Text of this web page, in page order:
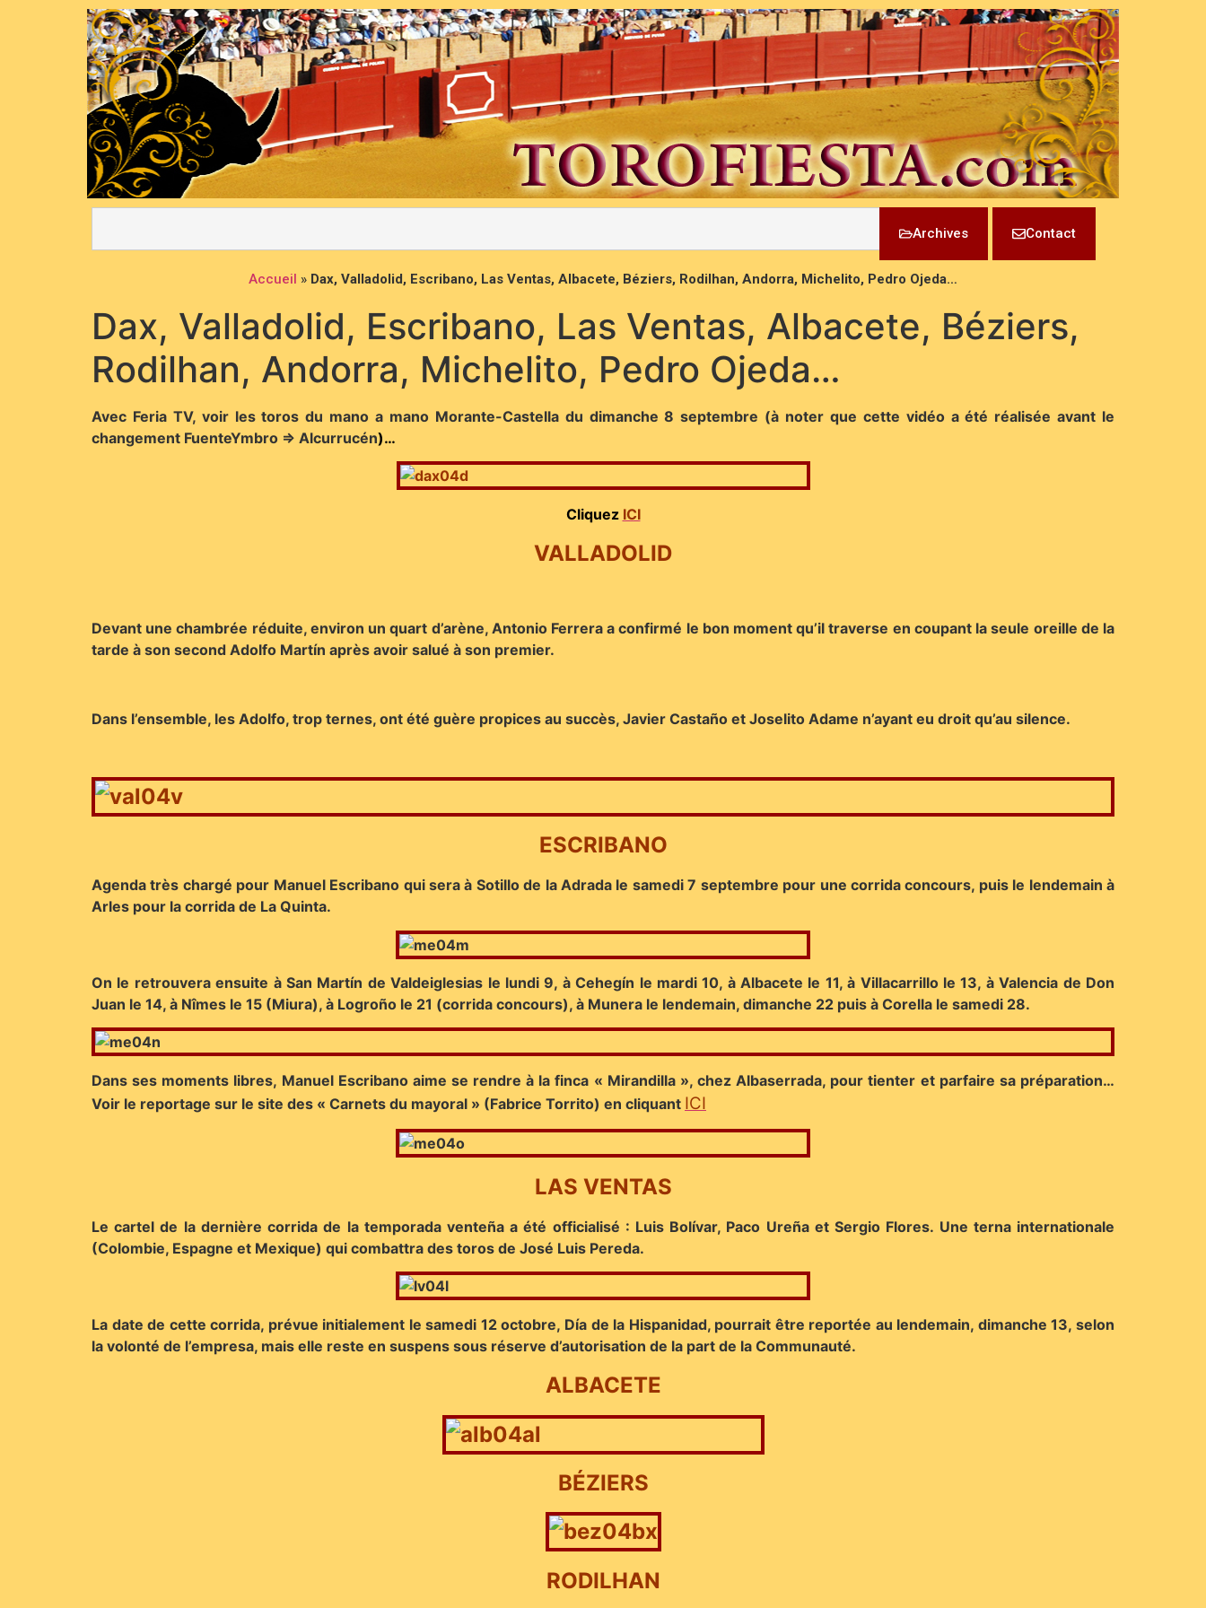
Archives Contact
Accueil » Dax, Valladolid, Escribano, Las Ventas, Albacete, Béziers, Rodilhan, Andorra, Michelito, Pedro Ojeda…
Dax, Valladolid, Escribano, Las Ventas, Albacete, Béziers,
Rodilhan, Andorra, Michelito, Pedro Ojeda…
Avec Feria TV, voir les toros du mano a mano Morante-Castella du dimanche 8 septembre (à noter que cette vidéo a été réalisée avant le
changement FuenteYmbro => Alcurrucén)…
Cliquez ICI
VALLADOLID
Devant une chambrée réduite, environ un quart d’arène, Antonio Ferrera a confirmé le bon moment qu’il traverse en coupant la seule oreille de la
tarde à son second Adolfo Martín après avoir salué à son premier.
Dans l’ensemble, les Adolfo, trop ternes, ont été guère propices au succès, Javier Castaño et Joselito Adame n’ayant eu droit qu’au silence.
ESCRIBANO
Agenda très chargé pour Manuel Escribano qui sera à Sotillo de la Adrada le samedi 7 septembre pour une corrida concours, puis le lendemain à
Arles pour la corrida de La Quinta.
On le retrouvera ensuite à San Martín de Valdeiglesias le lundi 9, à Cehegín le mardi 10, à Albacete le 11, à Villacarrillo le 13, à Valencia de Don
Juan le 14, à Nîmes le 15 (Miura), à Logroño le 21 (corrida concours), à Munera le lendemain, dimanche 22 puis à Corella le samedi 28.
Dans ses moments libres, Manuel Escribano aime se rendre à la finca « Mirandilla », chez Albaserrada, pour tienter et parfaire sa préparation…
Voir le reportage sur le site des « Carnets du mayoral » (Fabrice Torrito) en cliquant ICI
LAS VENTAS
Le cartel de la dernière corrida de la temporada venteña a été officialisé : Luis Bolívar, Paco Ureña et Sergio Flores. Une terna internationale
(Colombie, Espagne et Mexique) qui combattra des toros de José Luis Pereda.
La date de cette corrida, prévue initialement le samedi 12 octobre, Día de la Hispanidad, pourrait être reportée au lendemain, dimanche 13, selon
la volonté de l’empresa, mais elle reste en suspens sous réserve d’autorisation de la part de la Communauté.
ALBACETE
BÉZIERS
RODILHAN